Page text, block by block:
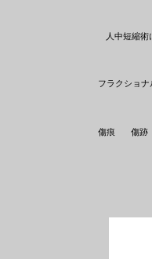
人中短縮
フラクショナ
傷痕 傷跡